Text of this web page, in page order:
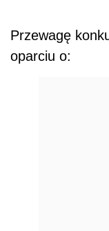
Przewagę
oparciu o: